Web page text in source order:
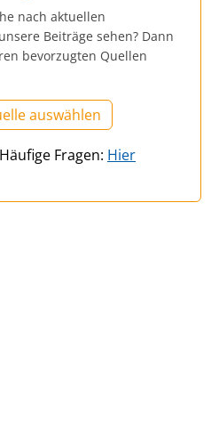
nach aktuellen
Beiträge sehen? Dann
bevorzugten Quellen
auswählen
Fragen: Hier